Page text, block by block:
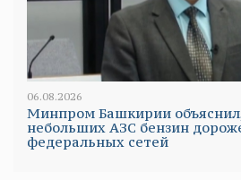
06.08.2026
Минпром Башкирии
небольших АЗС бензин
федеральных сетей